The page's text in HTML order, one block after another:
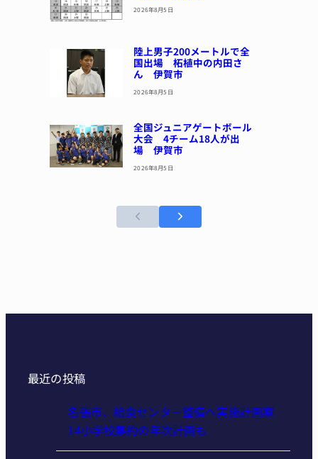
2026年8月5日
陸上男子200メートルで全
国出場 柘植中の内田さ
ん 伊賀市
2026年8月5日
全国ジュニアゲートボール
大会 4チーム18人が出
場 伊賀市
2026年8月5日
最近の投稿
名張市、給食センター整備へ実施計画案
14小学校集約の年次計画も